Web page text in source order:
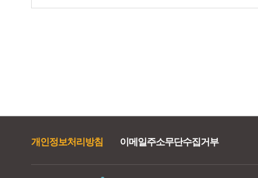
개인정보처리방침 이메일주소무단수집거부